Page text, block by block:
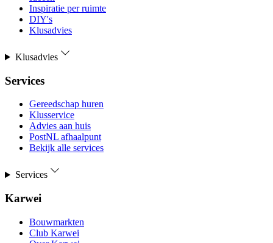
Inspiratie per ruimte
DIY's
Klusadvies
Klusadvies
Services
Gereedschap huren
Klusservice
Advies aan huis
PostNL afhaalpunt
Bekijk alle services
Services
Karwei
Bouwmarkten
Club Karwei